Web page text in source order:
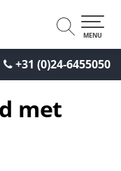
+31 (0)24-6455050
MENU
met